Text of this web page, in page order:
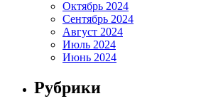
Октябрь 2024
Сентябрь 2024
Август 2024
Июль 2024
Июнь 2024
Рубрики